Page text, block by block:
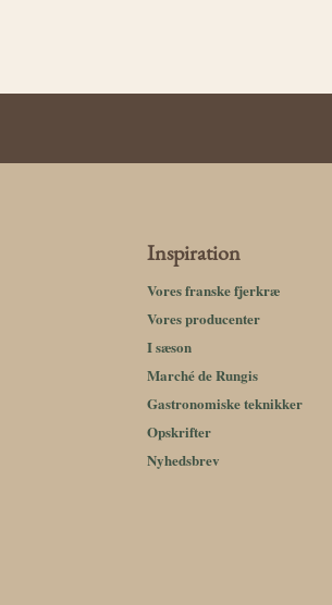
Inspiration
Vores franske fjerkræ
Vores producenter
I sæson
Marché de Rungis
Gastronomiske teknikker
Opskrifter
Nyhedsbrev